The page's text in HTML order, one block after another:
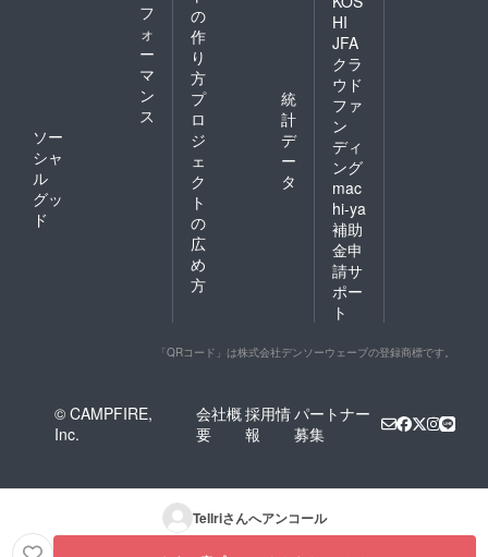
フ
ォ
ー
マ
ン
ス
ソー
シャ
ル
グッ
ド
の
作
り
方
プ
ロ
ジ
ェ
ク
ト
の
広
め
方
統
計
デ
ー
タ
HI
JFA
クラ
ウド
ファ
ン
ディ
ング
mac
hi-ya
補助
金申
請サ
ポー
ト
「QRコード」は株式会社デンソーウェーブの登録商標です。
© CAMPFIRE,
Inc.
会社概
要
採用情
報
パートナー
募集
Tellriさんへアンコール